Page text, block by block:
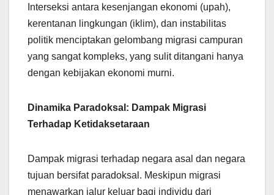
Interseksi antara kesenjangan ekonomi (upah),
kerentanan lingkungan (iklim), dan instabilitas
politik menciptakan gelombang migrasi campuran
yang sangat kompleks, yang sulit ditangani hanya
dengan kebijakan ekonomi murni.
Dinamika Paradoksal: Dampak Migrasi
Terhadap Ketidaksetaraan
Dampak migrasi terhadap negara asal dan negara
tujuan bersifat paradoksal. Meskipun migrasi
menawarkan jalur keluar bagi individu dari